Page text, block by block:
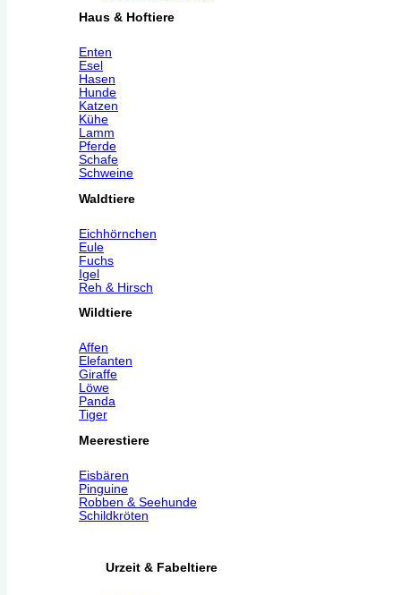
Haus & Hoftiere
Enten
Esel
Hasen
Hunde
Katzen
Kühe
Lamm
Pferde
Schafe
Schweine
Waldtiere
Eichhörnchen
Eule
Fuchs
Igel
Reh & Hirsch
Wildtiere
Affen
Elefanten
Giraffe
Löwe
Panda
Tiger
Meerestiere
Eisbären
Pinguine
Robben & Seehunde
Schildkröten
Urzeit & Fabeltiere